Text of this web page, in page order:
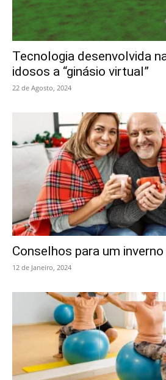
Tecnologia desenvolvida
idosos a “ginásio virtual”
22 de Agosto, 2024
Conselhos para um
12 de Janeiro, 2024